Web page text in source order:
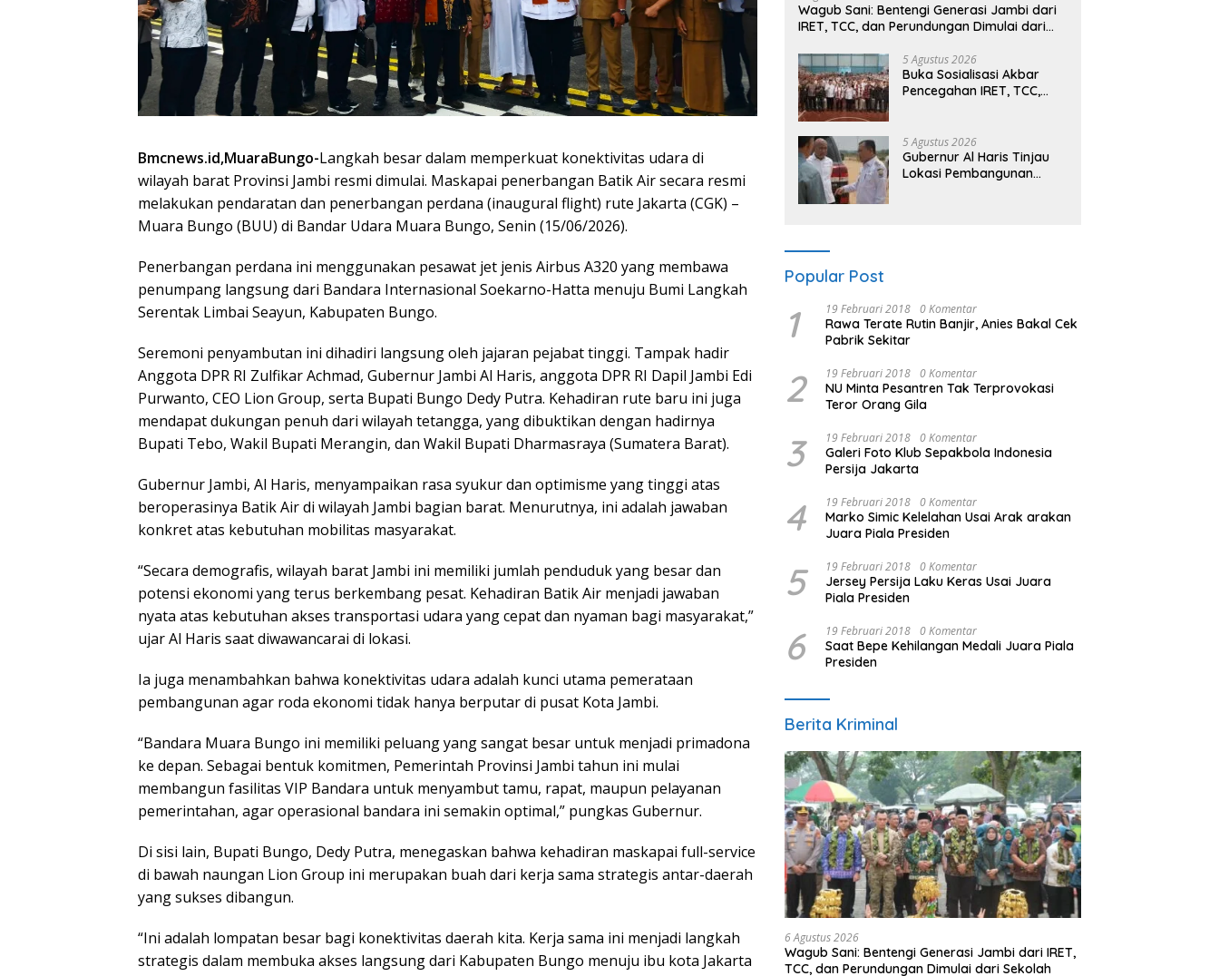
Bmcnews.id,MuaraBungo-Langkah besar dalam memperkuat konektivitas udara di
wilayah barat Provinsi Jambi resmi dimulai. Maskapai penerbangan Batik Air secara resmi
melakukan pendaratan dan penerbangan perdana (inaugural flight) rute Jakarta (CGK) –
Muara Bungo (BUU) di Bandar Udara Muara Bungo, Senin (15/06/2026).
Penerbangan perdana ini menggunakan pesawat jet jenis Airbus A320 yang membawa
penumpang langsung dari Bandara Internasional Soekarno-Hatta menuju Bumi Langkah
Serentak Limbai Seayun, Kabupaten Bungo.
Seremoni penyambutan ini dihadiri langsung oleh jajaran pejabat tinggi. Tampak hadir
Anggota DPR RI Zulfikar Achmad, Gubernur Jambi Al Haris, anggota DPR RI Dapil Jambi Edi
Purwanto, CEO Lion Group, serta Bupati Bungo Dedy Putra. Kehadiran rute baru ini juga
mendapat dukungan penuh dari wilayah tetangga, yang dibuktikan dengan hadirnya
Bupati Tebo, Wakil Bupati Merangin, dan Wakil Bupati Dharmasraya (Sumatera Barat).
Gubernur Jambi, Al Haris, menyampaikan rasa syukur dan optimisme yang tinggi atas
beroperasinya Batik Air di wilayah Jambi bagian barat. Menurutnya, ini adalah jawaban
konkret atas kebutuhan mobilitas masyarakat.
“Secara demografis, wilayah barat Jambi ini memiliki jumlah penduduk yang besar dan
potensi ekonomi yang terus berkembang pesat. Kehadiran Batik Air menjadi jawaban
nyata atas kebutuhan akses transportasi udara yang cepat dan nyaman bagi masyarakat,”
ujar Al Haris saat diwawancarai di lokasi.
Ia juga menambahkan bahwa konektivitas udara adalah kunci utama pemerataan
pembangunan agar roda ekonomi tidak hanya berputar di pusat Kota Jambi.
“Bandara Muara Bungo ini memiliki peluang yang sangat besar untuk menjadi primadona
ke depan. Sebagai bentuk komitmen, Pemerintah Provinsi Jambi tahun ini mulai
membangun fasilitas VIP Bandara untuk menyambut tamu, rapat, maupun pelayanan
pemerintahan, agar operasional bandara ini semakin optimal,” pungkas Gubernur.
Di sisi lain, Bupati Bungo, Dedy Putra, menegaskan bahwa kehadiran maskapai full-service
di bawah naungan Lion Group ini merupakan buah dari kerja sama strategis antar-daerah
yang sukses dibangun.
“Ini adalah lompatan besar bagi konektivitas daerah kita. Kerja sama ini menjadi langkah
strategis dalam membuka akses langsung dari Kabupaten Bungo menuju ibu kota Jakarta
Wagub Sani: Bentengi Generasi Jambi dari
IRET, TCC, dan Perundungan Dimulai dari
5 Agustus 2026
Buka Sosialisasi Akbar
Pencegahan IRET, TCC,
Gubernur Al Haris: “Kalau
anak-anakku bisa jaga
diri, 60% masa depan
5 Agustus 2026
Gubernur Al Haris Tinjau
Lokasi Pembangunan
Popular Post
1 19 Februari 2018 0 Komentar
Rawa Terate Rutin Banjir, Anies Bakal Cek
Pabrik Sekitar
2 19 Februari 2018 0 Komentar
NU Minta Pesantren Tak Terprovokasi
Teror Orang Gila
3 19 Februari 2018 0 Komentar
Galeri Foto Klub Sepakbola Indonesia
Persija Jakarta
4 19 Februari 2018 0 Komentar
Marko Simic Kelelahan Usai Arak arakan
Juara Piala Presiden
5 19 Februari 2018 0 Komentar
Jersey Persija Laku Keras Usai Juara
Piala Presiden
6 19 Februari 2018 0 Komentar
Saat Bepe Kehilangan Medali Juara Piala
Presiden
Berita Kriminal
6 Agustus 2026
Wagub Sani: Bentengi Generasi Jambi dari IRET,
TCC, dan Perundungan Dimulai dari Sekolah